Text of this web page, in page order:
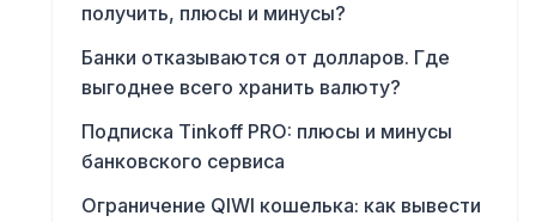
получить, плюсы и минусы?
Банки отказываются от долларов. Где
выгоднее всего хранить валюту?
Подписка Tinkoff PRO: плюсы и минусы
банковского сервиса
Ограничение QIWI кошелька: как вывести